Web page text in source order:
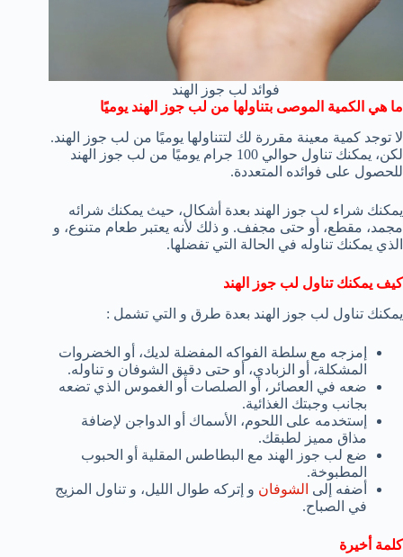
فوائد لب جوز الهند
ما هي الكمية الموصى بتناولها من لب جوز الهند يوميًا
لا توجد كمية معينة مقررة لك لتتناولها يوميًا من لب جوز الهند.
لكن، يمكنك تناول حوالي 100 جرام يوميًا من لب جوز الهند
للحصول على فوائده المتعددة.
يمكنك شراء لب جوز الهند بعدة أشكال، حيث يمكنك شرائه
مجمد، مقطع، أو حتى مجفف. و ذلك لأنه يعتبر طعام متنوع، و
الذي يمكنك تناوله في الحالة التي تفضلها.
كيف يمكنك تناول لب جوز الهند
يمكنك تناول لب جوز الهند بعدة طرق و التي تشمل :
إمزجه مع سلطة الفواكه المفضلة لديك، أو الخضروات
المشكلة، أو الزبادي، أو حتى دقيق الشوفان و تناوله.
ضعه في العصائر، أو الصلصات أو الغموس الذي تضعه
بجانب وجبتك الغذائية.
إستخدمه على اللحوم، الأسماك أو الدواجن لإضافة
مذاق مميز لطبقك.
ضع لب جوز الهند مع البطاطس المقلية أو الحبوب
المطبوخة.
أضفه إلى الشوفان و إتركه طوال الليل، و تناول المزيج
في الصباح.
كلمة أخيرة